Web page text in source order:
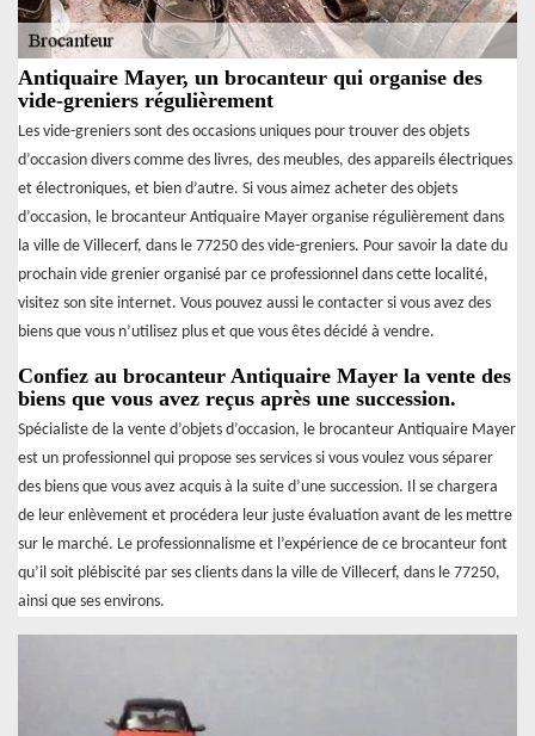
Antiquaire Mayer, un brocanteur qui organise des
vide-greniers régulièrement
Les vide-greniers sont des occasions uniques pour trouver des objets
d’occasion divers comme des livres, des meubles, des appareils électriques
et électroniques, et bien d’autre. Si vous aimez acheter des objets
d’occasion, le brocanteur Antiquaire Mayer organise régulièrement dans
la ville de Villecerf, dans le 77250 des vide-greniers. Pour savoir la date du
prochain vide grenier organisé par ce professionnel dans cette localité,
visitez son site internet. Vous pouvez aussi le contacter si vous avez des
biens que vous n’utilisez plus et que vous êtes décidé à vendre.
Confiez au brocanteur Antiquaire Mayer la vente des
biens que vous avez reçus après une succession.
Spécialiste de la vente d’objets d’occasion, le brocanteur Antiquaire Mayer
est un professionnel qui propose ses services si vous voulez vous séparer
des biens que vous avez acquis à la suite d’une succession. Il se chargera
de leur enlèvement et procédera leur juste évaluation avant de les mettre
sur le marché. Le professionnalisme et l’expérience de ce brocanteur font
qu’il soit plébiscité par ses clients dans la ville de Villecerf, dans le 77250,
ainsi que ses environs.